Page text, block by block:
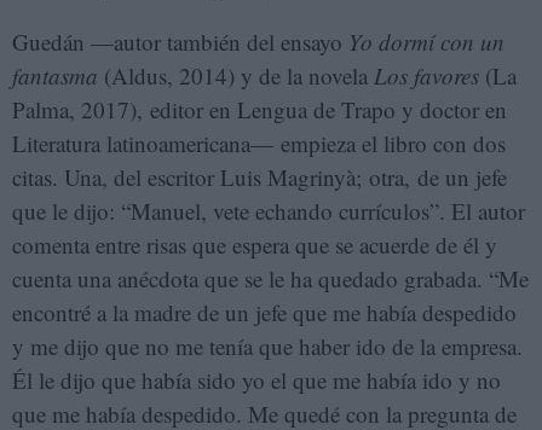
Guedán —autor también del ensayo Yo dormí con un
fantasma (Aldus, 2014) y de la novela Los favores (La
Palma, 2017), editor en Lengua de Trapo y doctor en
Literatura latinoamericana— empieza el libro con dos
citas. Una, del escritor Luis Magrinyà; otra, de un jefe
que le dijo: “Manuel, vete echando currículos”. El autor
comenta entre risas que espera que se acuerde de él y
cuenta una anécdota que se le ha quedado grabada. “Me
encontré a la madre de un jefe que me había despedido
y me dijo que no me tenía que haber ido de la empresa.
Él le dijo que había sido yo el que me había ido y no
que me había despedido. Me quedé con la pregunta de